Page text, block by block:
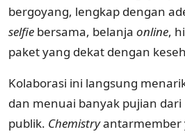
bergoyang, lengkap dengan
selfie bersama, belanja online,
paket yang dekat dengan
Kolaborasi ini langsung
dan menuai banyak pujian
publik. Chemistryantarmember